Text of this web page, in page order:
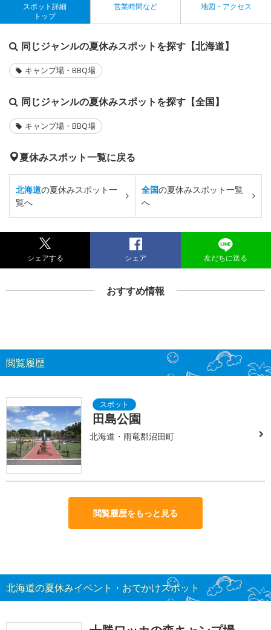
スポット詳細
トップ
営業時間など 地図・アクセス
同じジャンルの夏休みスポットを探す【北海道】
キャンプ場・BBQ場
同じジャンルの夏休みスポットを探す【全国】
キャンプ場・BBQ場
夏休みスポット一覧に戻る
北海道の夏休みスポット一
覧へ
全国の夏休みスポット一覧
へ
シェアする シェア 友だちに送る
おすすめ情報
閲覧履歴
田島公園
北海道・雨竜郡沼田町
閲覧履歴をもっと見る
北海道の夏休みイベント・おでかけスポット